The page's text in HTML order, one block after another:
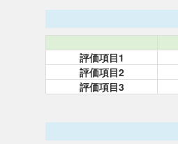
評価項目1
評価項目2
評価項目3